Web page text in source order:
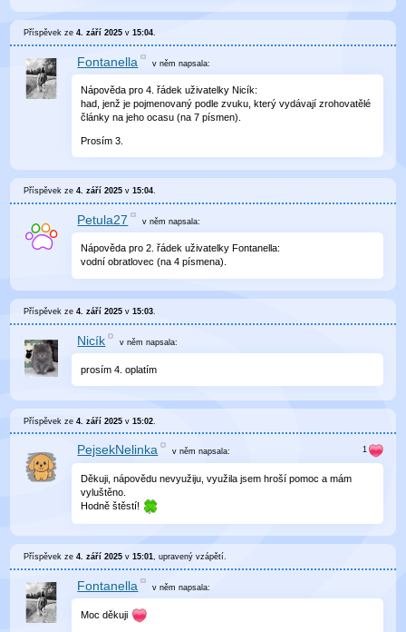
Příspěvek ze4. září 2025 v15:04
Fontanella v němnapsala:
Nápověda pro 4. řádek uživatelky Nicík:
had, jenž je pojmenovaný podle zvuku, který vydávají zrohovatělé
články na jeho ocasu (na 7 písmen).
Prosím 3.
Příspěvek ze4. září 2025 v15:04
Petula27 v němnapsala:
Nápověda pro 2. řádek uživatelky Fontanella:
vodní obratlovec (na 4 písmena).
Příspěvek ze4. září 2025 v15:03.
Nicík v němnapsala:
prosím 4. oplatím
Příspěvek ze4. září 2025 v15:02
PejsekNelinka v němnapsala:
Děkuji, nápovědu nevyužiju, využila jsem hroší pomoc a mám
vyluštěno.
Hodně štěstí!
Příspěvek ze4. září 2025 v15:01, upravenývzápětí.
Fontanella v němnapsala:
Moc děkuji